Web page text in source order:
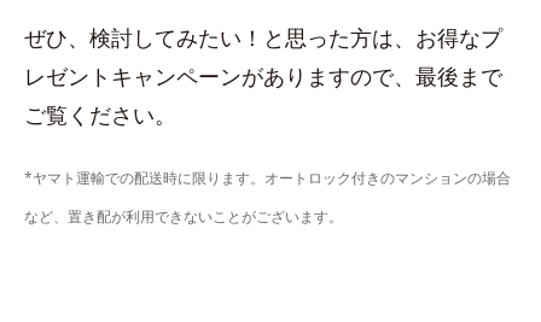
ぜひ、検討してみたい！と思った方は、お得なプ
レゼントキャンペーンがありますので、最後まで
ご覧ください。
*ヤマト運輸での配送時に限ります。オートロック付きのマンションの場合
など、置き配が利用できないことがございます。